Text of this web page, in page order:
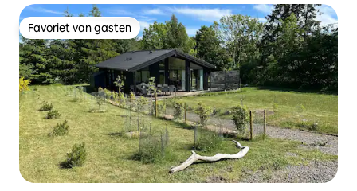
Favoriet van gasten
Favoriet van gasten